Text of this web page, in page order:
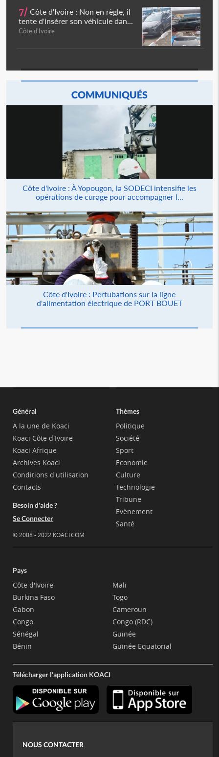
7/ Côte d'Ivoire : Non en règle, il
tente d'insérer son véhicule dan...
Côte d'Ivoire
COMMUNIQUÉS
Côte d'Ivoire : À Yopougon, la SODECI intensifie les
opérations de curage pour accompagner l...
Côte d'Ivoire : Pertubations sur la ligne
d'alimentation électrique de PORT BOUET
Général
A la une de Koaci
Koaci Côte d'Ivoire
Koaci Afrique
Archives Koaci
Conditions d'utilisation
Contacts
Besoin d'aide ?
Se Connecter
© 2008 - 2022 KOACI.COM
Thèmes
Politique
Société
Sport
Economie
Culture
Technologie
Tribune
Evènement
Santé
Pays
Côte d'Ivoire
Burkina Faso
Gabon
Congo
Sénégal
Bénin
Mali
Togo
Cameroun
Congo (RDC)
Guinée
Guinée Equatorial
Télécharger l'application KOACI
NOUS CONTACTER